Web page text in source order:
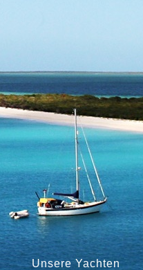
Unsere Yachten